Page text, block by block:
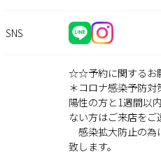
SNS
☆☆予約に関する
＊コロナ感染予防
陽性の方と1週間以
ない方はご来店をご
感染拡大防止の為
致します。